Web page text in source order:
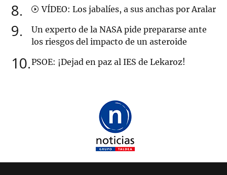
8 VÍDEO: Los jabalíes, a sus anchas por Aralar
9
Un experto de la NASA pide prepararse ante
los riesgos del impacto de un asteroide
10 PSOE: ¡Dejad en paz al IES de Lekaroz!